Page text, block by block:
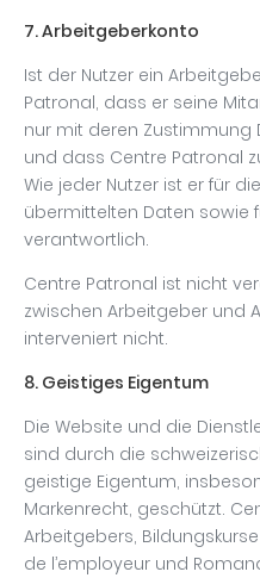
7. Arbeitgeberkonto
Ist der Nutzer ein
Patronal, dass er seine
nur mit deren Zustimmung
und dass Centre Patronal
Wie jeder Nutzer ist er für
übermittelten Daten sowie
verantwortlich.
Centre Patronal ist nicht
zwischen Arbeitgeber und
interveniert nicht.
8. Geistiges Eigentum
Die Website und die
sind durch die
geistige Eigentum,
Markenrecht, geschützt.
Arbeitgebers,
de l’employeur und